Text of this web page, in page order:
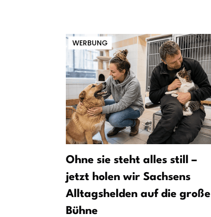
WERBUNG
Ohne sie steht alles still –
jetzt holen wir Sachsens
Alltagshelden auf die große
Bühne